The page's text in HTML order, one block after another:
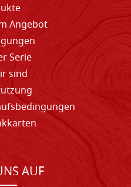
Angebot
Serie
sind
AUF